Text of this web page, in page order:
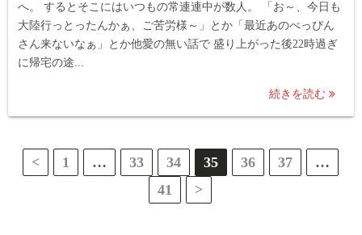
へ。 するとそこにはいつもの常連連中が数人。 「お～、今日も
大陸行っとったんかぁ、ご苦労様～」とか「最近あのべっぴん
さん来ないなぁ」とか他愛の無い話で 盛り上がった後22時過ぎ
に帰宅の途...
続きを読む
< 1 … 33 34 35 36 37
…
41
>